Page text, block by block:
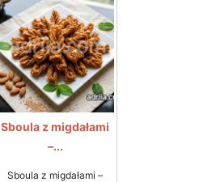
Sboula z migdałami
–...
Sboula z migdałami –